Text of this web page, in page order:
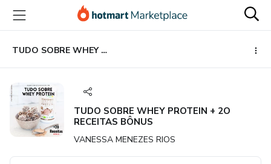
para
conteúdo
principal
para
pagamento
para
rodapé
TUDO SOBRE WHEY PROTEIN + 2O RECEITAS BÔNUS
TUDO SOBRE WHEY PROTEIN + 2O
RECEITAS BÔNUS
VANESSA MENEZES RIOS